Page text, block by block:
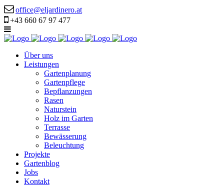
office@eljardinero.at
+43 660 67 97 477
Über uns
Leistungen
Gartenplanung
Gartenpflege
Bepflanzungen
Rasen
Naturstein
Holz im Garten
Terrasse
Bewässerung
Beleuchtung
Projekte
Gartenblog
Jobs
Kontakt